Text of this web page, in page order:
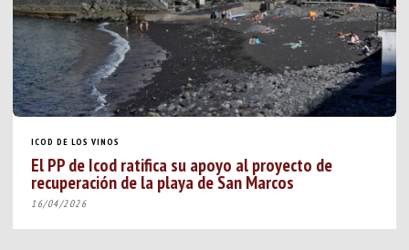
ICOD DE LOS VINOS
El PP de Icod ratifica su apoyo al proyecto de
recuperación de la playa de San Marcos
16/04/2026